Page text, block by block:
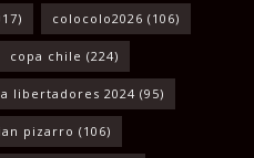
colocolo2026 (106)
copa chile (224)
libertadores 2024 (95)
pizarro (106)